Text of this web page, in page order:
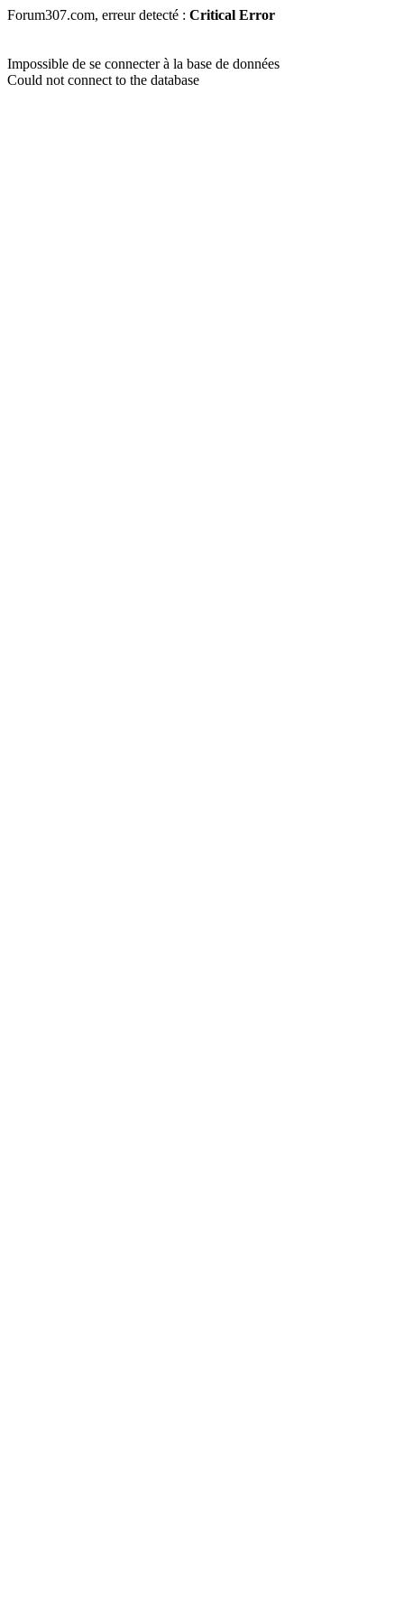
Forum307.com, erreur detecté : Critical Error
Impossible de se connecter à la base de données
Could not connect to the database